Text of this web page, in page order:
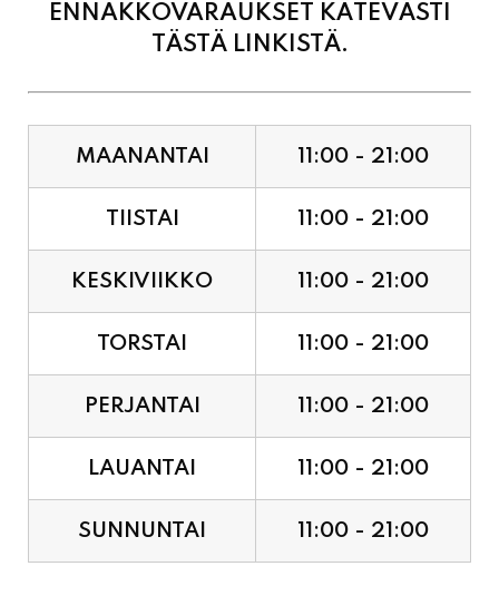
ENNAKKOVARAUKSET KÄTEVÄSTI
TÄSTÄ LINKISTÄ.
MAANANTAI 11:00 - 21:00
TIISTAI 11:00 - 21:00
KESKIVIIKKO 11:00 - 21:00
TORSTAI 11:00 - 21:00
PERJANTAI 11:00 - 21:00
LAUANTAI 11:00 - 21:00
SUNNUNTAI 11:00 - 21:00